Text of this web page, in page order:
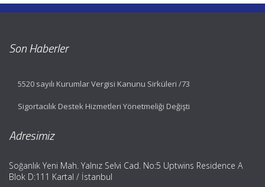
Son Haberler
5520 sayılı Kurumlar Vergisi Kanunu Sirküleri /73
Sigortacılık Destek Hizmetleri Yönetmeliği Değişti
Adresimiz
Soğanlık Yeni Mah. Yalnız Selvi Cad. No:5 Uptwins Residence A
Blok D:111 Kartal / İstanbul